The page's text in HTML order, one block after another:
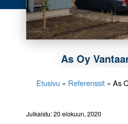
As Oy
Etusivu » Referenssit »As
Julkaistu: 20 elokuun, 2020